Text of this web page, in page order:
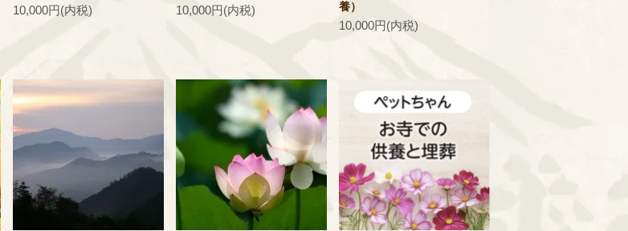
10,000円(内税) 10,000円(内税)
養）
10,000円(内税)